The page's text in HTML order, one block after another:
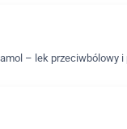
– lek przeciwbólowy i